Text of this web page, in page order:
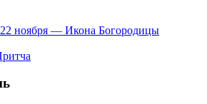
22 ноября — Икона Богородицы